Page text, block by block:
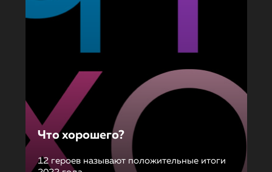
Что хорошего?
12 героев называют положительные итоги